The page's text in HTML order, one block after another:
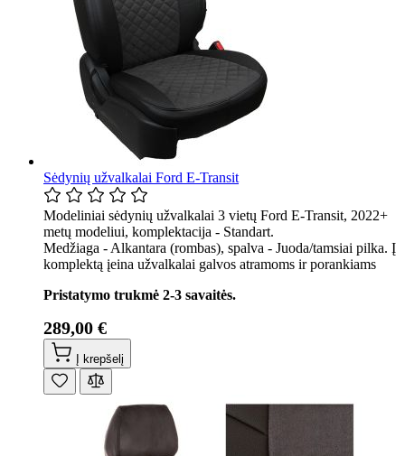
Sėdynių užvalkalai Ford E-Transit
Modeliniai sėdynių užvalkalai 3 vietų Ford E-Transit, 2022+
metų modeliui, komplektacija - Standart.
Medžiaga - Alkantara (rombas), spalva - Juoda/tamsiai pilka. Į
komplektą įeina užvalkalai galvos atramoms ir porankiams
Pristatymo trukmė 2-3 savaitės.
289,00 €
Į krepšelį